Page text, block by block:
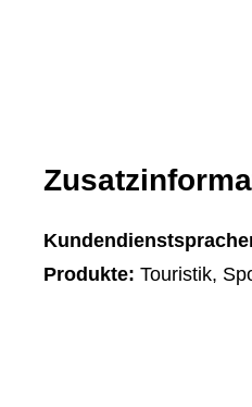
Produkte: Touristik,